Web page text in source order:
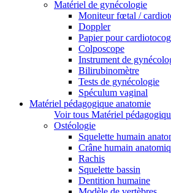
Matériel de gynécologie
Moniteur fœtal /
Doppler
Papier pour
Colposcope
Instrument de
Bilirubinomètre
Tests de gynécologie
Spéculum vaginal
Matériel pédagogique anatomie
Voir tous Matériel
Ostéologie
Squelette humain
Crâne humain
Rachis
Squelette bassin
Dentition humaine